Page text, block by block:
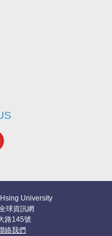
University
球資訊網
路145號
絡我們